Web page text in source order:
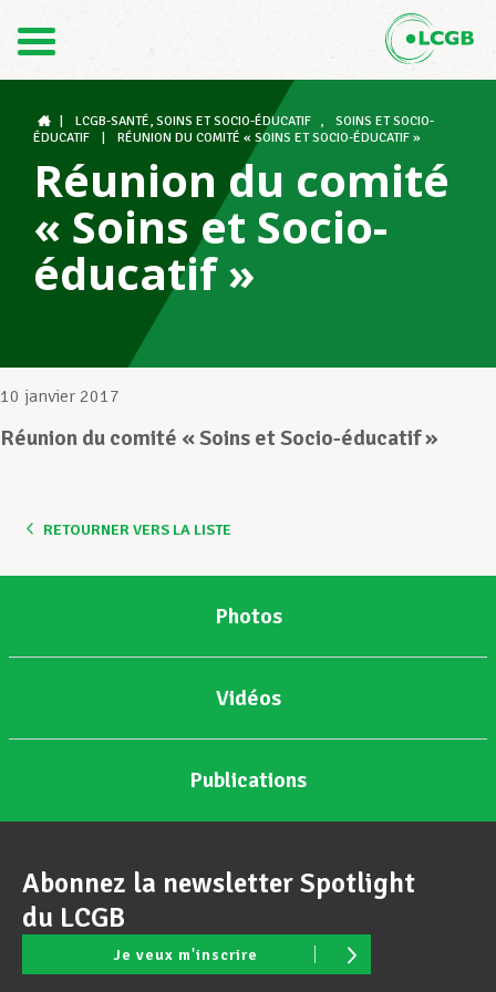
DE
Le LCGB
Structures syndicales
Assistance au Travail
LCGB-SANTÉ, SOINS ET SOCIO-ÉDUCATIF ,
SOINS ET SOCIO-
ÉDUCATIF
RÉUNION DU COMITÉ « SOINS ET SOCIO-ÉDUCATIF »
Réunion du comité
« Soins et Socio-
éducatif »
10 janvier 2017
Réunion du comité « Soins et Socio-éducatif »
RETOURNER VERS LA LISTE
Photos
Vidéos
Publications
Abonnez la newsletter Spotlight
du LCGB
Je veux m'inscrire